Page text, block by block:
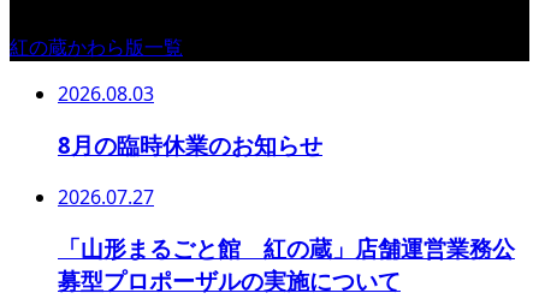
紅の蔵かわら版一覧
2026.08.03
8月の臨時休業のお知らせ
2026.07.27
「山形まるごと館 紅の蔵」店舗運営業務公
募型プロポーザルの実施について